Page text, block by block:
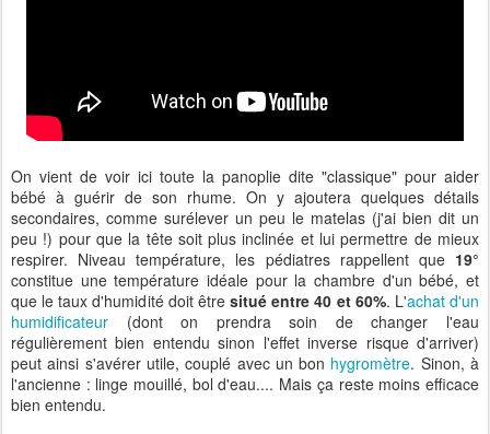
On vient de voir ici toute la panoplie dite "classique" pour aider
bébé à guérir de son rhume. On y ajoutera quelques détails
secondaires, comme surélever un peu le matelas (j'ai bien dit un
peu !) pour que la tête soit plus inclinée et lui permettre de mieux
respirer. Niveau température, les pédiatres rappellent que 19°
constitue une température idéale pour la chambre d'un bébé, et
que le taux d'humidité doit être situé entre 40 et 60%. L'achat d'un
humidificateur (dont on prendra soin de changer l'eau
régulièrement bien entendu sinon l'effet inverse risque d'arriver)
peut ainsi s'avérer utile, couplé avec un bon hygromètre. Sinon, à
l'ancienne : linge mouillé, bol d'eau.... Mais ça reste moins efficace
bien entendu.